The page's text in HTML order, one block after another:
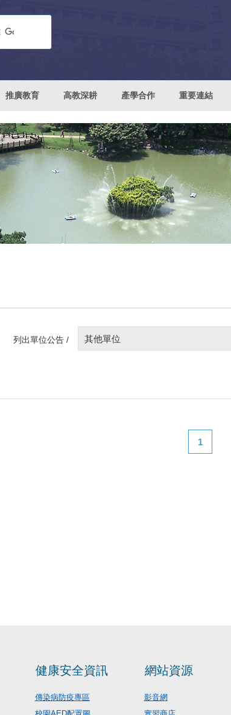
推廣教育 高教深耕 產學合作 重要連結
列出單位公告 / 其他單位
1
健康安全資訊
傳染病防疫專區
網站資源
影音網